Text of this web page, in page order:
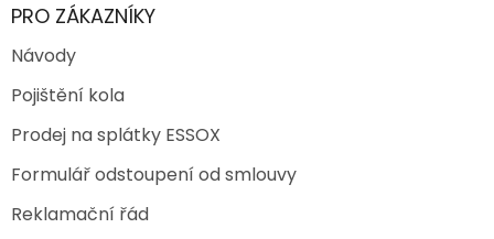
PRO ZÁKAZNÍKY
Návody
Pojištění kola
Prodej na splátky ESSOX
Formulář odstoupení od smlouvy
Reklamační řád